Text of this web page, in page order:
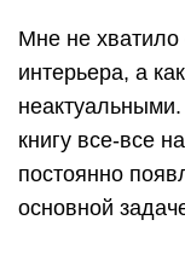
Мне не хватило
интерьера, а
книгу все-все
постоянно
основной